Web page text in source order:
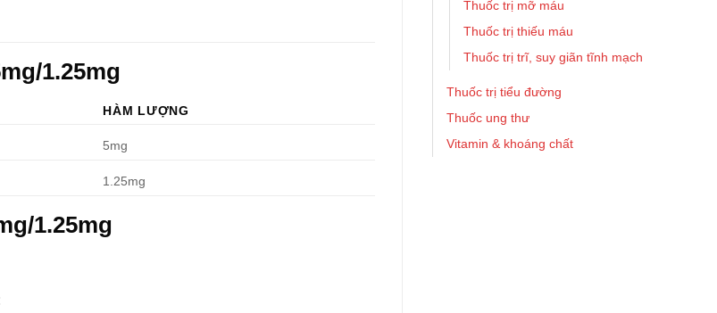
Thuốc trị mỡ máu
Thuốc trị thiếu máu
Thuốc trị trĩ, suy giãn tĩnh mạch
Thuốc trị tiểu đường
Thuốc ung thư
Vitamin & khoáng chất
1.25mg
HÀM LƯỢNG
5mg
1.25mg
1.25mg